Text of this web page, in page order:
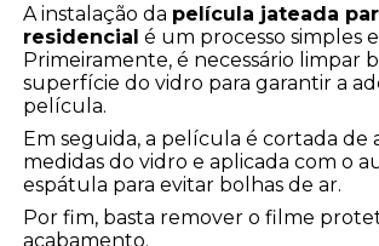
A instalação da película jateada
residencial é um processo simples
Primeiramente, é necessário limpar
superfície do vidro para garantir a
película.
Em seguida, a película é cortada de
medidas do vidro e aplicada com o
espátula para evitar bolhas de ar.
Por fim, basta remover o filme
acabamento.